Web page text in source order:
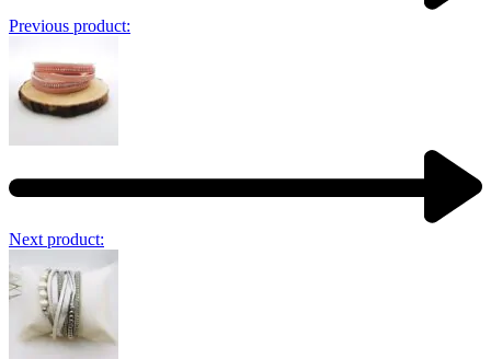
Previous product:
Next product: